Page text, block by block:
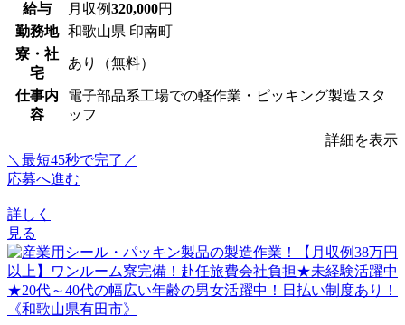
給与 月収例320,000円
勤務地 和歌山県 印南町
寮・社
宅
あり（無料）
仕事内
容
電子部品系工場での軽作業・ピッキング製造スタ
ッフ
詳細を表示
＼最短45秒で完了／
応募へ進む
詳しく
見る